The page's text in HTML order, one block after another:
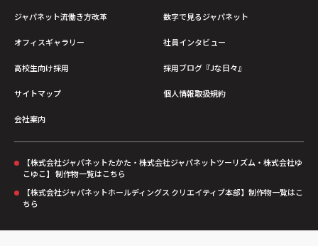
ジャパネット流働き方改革 数字で見るジャパネット
オフィスギャラリー 社員インタビュー
高校生向け採用 採用ブログ『Jな日々』
サイトマップ 個人情報取扱規約
会社案内
【株式会社ジャパネットたかた・株式会社ジャパネットツーリズム・株式会社ゆ
こゆこ】 制作物一覧はこちら
【株式会社ジャパネットホールディングス クリエイティブ本部】制作物一覧はこ
ちら